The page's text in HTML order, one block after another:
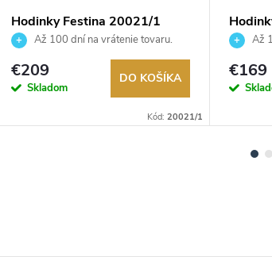
Hodinky Festina 20021/1
Až 100 dní na vrátenie tovaru.
Autorizovaný predajca.
€209
Skladom
DO KOŠÍKA
Kód: 20021/1
Až
€169